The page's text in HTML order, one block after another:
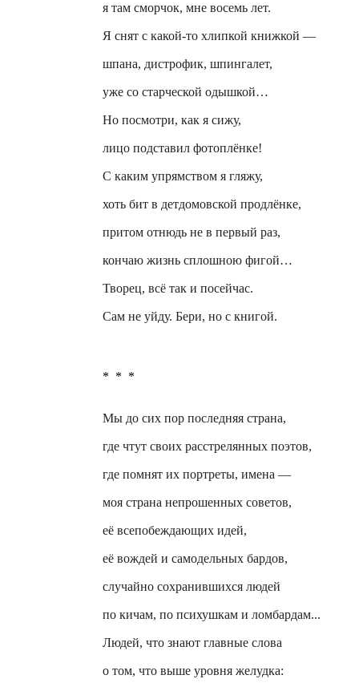
я там сморчок, мне восемь лет.
Я снят с какой-то хлипкой книжкой —
шпана, дистрофик, шпингалет,
уже со старческой одышкой…
Но посмотри, как я сижу,
лицо подставил фотоплёнке!
С каким упрямством я гляжу,
хоть бит в детдомовской продлёнке,
притом отнюдь не в первый раз,
кончаю жизнь сплошною фигой…
Творец, всё так и посейчас.
Сам не уйду. Бери, но с книгой.
* * *
Мы до сих пор последняя страна,
где чтут своих расстрелянных поэтов,
где помнят их портреты, имена —
моя страна непрошенных советов,
её всепобеждающих идей,
её вождей и самодельных бардов,
случайно сохранившихся людей
покичам, по психушкам и ломбардам...
Людей, что знают главные слова
о том, что выше уровня желудка: